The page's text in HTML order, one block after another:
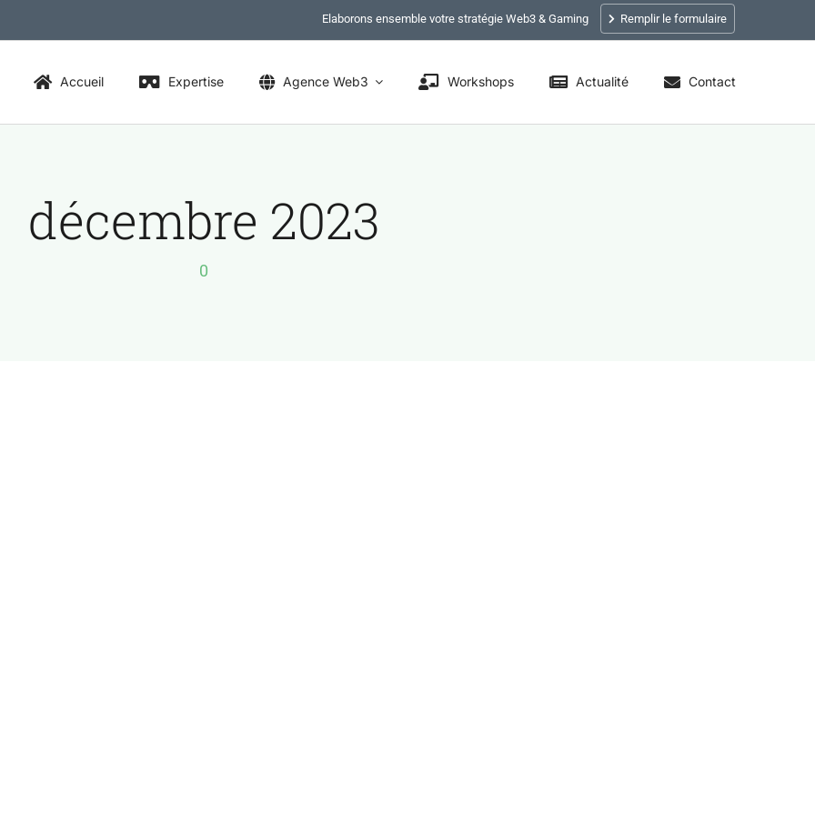
Elaborons ensemble votre stratégie Web3 & Gaming Remplir le formulaire
Accueil Expertise Agence Web3 Workshops Actualité Contact
décembre 2023
0